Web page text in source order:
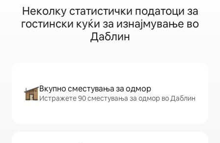
Неколку статистички податоци за
гостински куќи за изнајмување во
Даблин
Вкупно сместувања за одмор
Истражете 90 сместувања за одмор во Даблин